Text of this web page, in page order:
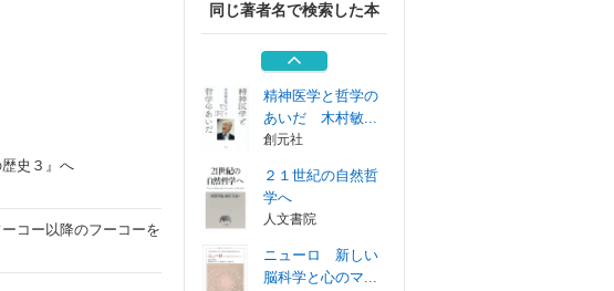
史３』へ
コー以降のフーコーを
同じ著者名で検索した本
哲学者がみた日本
競馬 昭和から...
教育評論社
精神医学と哲学の
あいだ 木村敏...
創元社
２１世紀の自然哲
学へ
人文書院
ニューロ 新しい
脳科学と心のマ...